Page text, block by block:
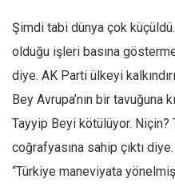
Şimdi tabi dünya çok
olduğu işleri basına
diye. AK Parti ülkeyi
Bey Avrupa’nın bir tavuğuna
Tayyip Beyi kötülüyor. Niçin?
coğrafyasına sahip çıktı
“Türkiye maneviyata